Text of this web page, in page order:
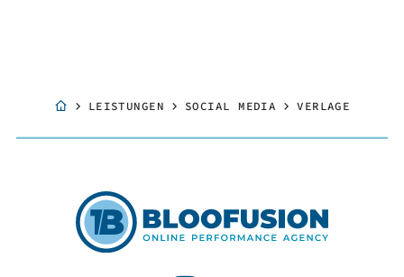
LEISTUNGEN SOCIAL MEDIA VERLAGE